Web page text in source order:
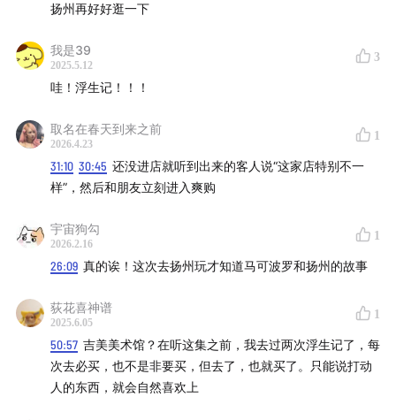
>「不要放弃创作」！
【节目主播/制作】
微博：@VividCrystal weibo.com
小红书：@午夜飞行VC
【节目互动】
扬州再好好逛一下
我是39
2025.5.12
3
哇！浮生记！！！
取名在春天到来之前
2026.4.23
1
31:10 30:45 还没进店就听到出来的客人说“这家店特别不一
样”，然后和朋友立刻进入爽购
宇宙狗勾
2026.2.16
1
26:09 真的诶！这次去扬州玩才知道马可波罗和扬州的故事
荻花喜神谱
2025.6.05
1
50:57 吉美美术馆？在听这集之前，我去过两次浮生记了，每
次去必买，也不是非要买，但去了，也就买了。只能说打动
人的东西，就会自然喜欢上